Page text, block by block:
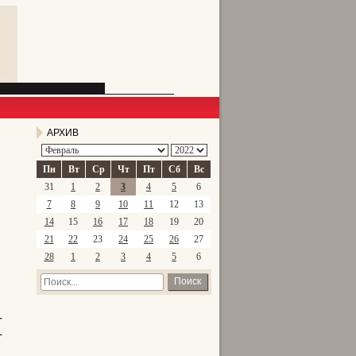
АРХИВ
Пн Вт Ср Чт Пт Сб
Вс
31
1 2 3 4 5
6
7
8 9 10 11 12
13
14
15 16 17 18 19
20
21
22 23 24 25 26
27
28
1 2 3 4 5 6
Поиск